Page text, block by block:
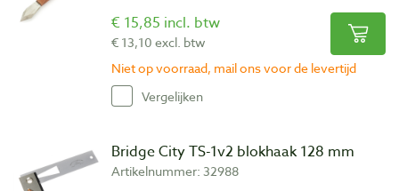
€ 15,85 incl. btw
€ 13,10 excl. btw
Niet op voorraad, mail ons voor de levertijd
Vergelijken
Bridge City TS-1v2 blokhaak 128 mm
Artikelnummer: 32988